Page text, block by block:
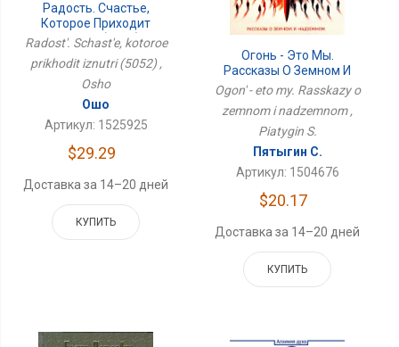
Радость. Счастье,
Которое Приходит
Изнутри (5052)
Radost'. Schast'e, kotoroe
prikhodit iznutri (5052) ,
Osho
Ошо
Артикул: 1525925
$29.29
Доставка за 14–20 дней
КУПИТЬ
Огонь - Это Мы.
Рассказы О Земном И
Надземном
Ogon' - eto my. Rasskazy o
zemnom i nadzemnom ,
Piatygin S.
Пятыгин С.
Артикул: 1504676
$20.17
Доставка за 14–20 дней
КУПИТЬ